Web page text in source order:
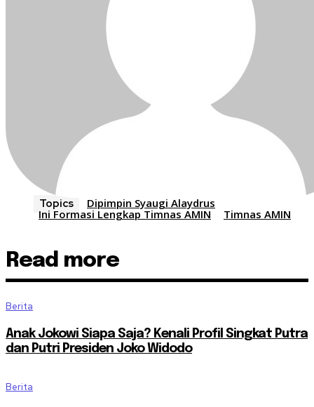
Topics
Dipimpin Syaugi Alaydrus
Ini Formasi Lengkap Timnas AMIN
Timnas AMIN
Read more
Berita
Anak Jokowi Siapa Saja? Kenali Profil Singkat Putra
dan Putri Presiden Joko Widodo
Berita